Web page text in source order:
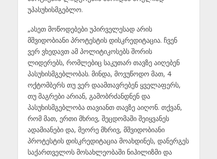
უპასუხისმგებლო.
„ასეთ მოწოდებები უპირველესად არის
მშვიდობიანი პროტესტის დისკრედიტაცია. ჩვენ
ვერ ვხედავთ ამ პოლიტიკოსებს შორის
ლიდერებს, რომლებიც საკუთარ თავზე აიღებენ
პასუხისმგებლობას. მინდა, მოვუწოდო მათ, 4
ოქტომბერს თუ ვერ დაამთავრებენ ყველაფერს,
თუ მაგრები არიან, გამობრძანდნენ და
პასუხისმგებლობა თავიანთ თავზე აიღონ. თქვან,
რომ მათ, ერთი მხრივ, შეცდომაში შეიყვანეს
ადამიანები და, მეორე მხრივ, მშვიდობიანი
პროტესტის დისკრედიტაცია მოახდინეს, დანერგეს
საქართველოს მოსახლეობაში ნიჰილიზმი და